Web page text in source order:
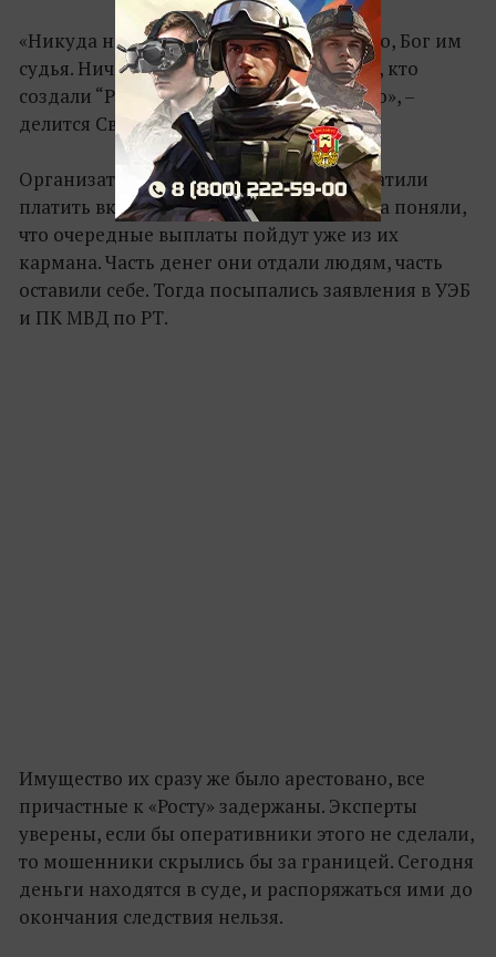
«Никуда не обращались, толку-то. Ладно, Бог им
судья. Ничего уже никому не вернут. Те, кто
создали “Рост”, живут богато и счастливо», –
делится Светлана.
Организаторы пирамиды «Рост» прекратили
платить вкладчикам в тот момент, когда поняли,
что очередные выплаты пойдут уже из их
кармана. Часть денег они отдали людям, часть
оставили себе. Тогда посыпались заявления в УЭБ
и ПК МВД по РТ.
Имущество их сразу же было арестовано, все
причастные к «Росту» задержаны. Эксперты
уверены, если бы оперативники этого не сделали,
то мошенники скрылись бы за границей. Сегодня
деньги находятся в суде, и распоряжаться ими до
окончания следствия нельзя.